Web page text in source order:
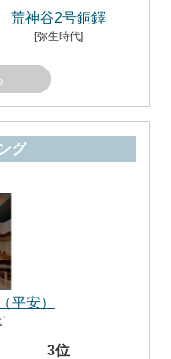
荒神谷2号銅鐸
[弥生時代]
グ
平安）
3位